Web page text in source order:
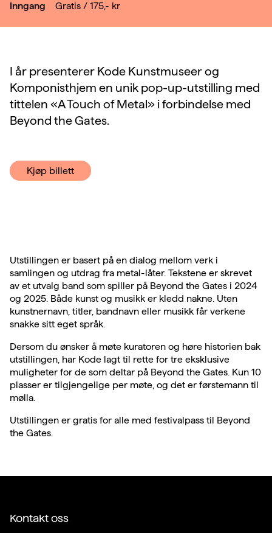
Inngang
Gratis / 175,- kr
I år presenterer Kode Kunstmuseer og
Komponisthjem en unik pop-up-utstilling med
tittelen «A Touch of Metal» i forbindelse med
Beyond the Gates.
Kjøp billett
Utstillingen er basert på en dialog mellom verk i
samlingen og utdrag fra metal-låter. Tekstene er skrevet
av et utvalg band som spiller på Beyond the Gates i 2024
og 2025. Både kunst og musikk er kledd nakne. Uten
kunstnernavn, titler, bandnavn eller musikk får verkene
snakke sitt eget språk.
Dersom du ønsker å møte kuratoren og høre historien bak
utstillingen, har Kode lagt til rette for tre eksklusive
muligheter for de som deltar på Beyond the Gates. Kun 10
plasser er tilgjengelige per møte, og det er førstemann til
mølla.
Utstillingen er gratis for alle med festivalpass til Beyond
the Gates.
Kontakt oss